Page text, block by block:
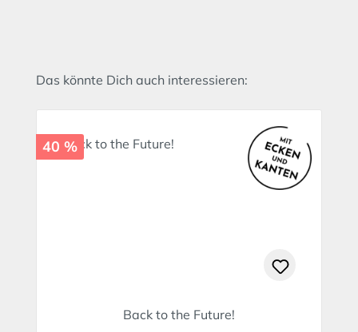
Produktgalerie überspringen
Das könnte Dich auch interessieren:
40 %
Back to the Future!